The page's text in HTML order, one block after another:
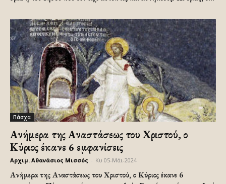
Πάσχα
Ανήμερα της Αναστάσεως του Χριστού, ο
Κύριος έκανε 6 εμφανίσεις
Αρχιμ. Αθανάσιος Μισσός Κυ 05-Μάι-2024
Ανήμερα της Αναστάσεως του Χριστού, ο Κύριος έκανε 6